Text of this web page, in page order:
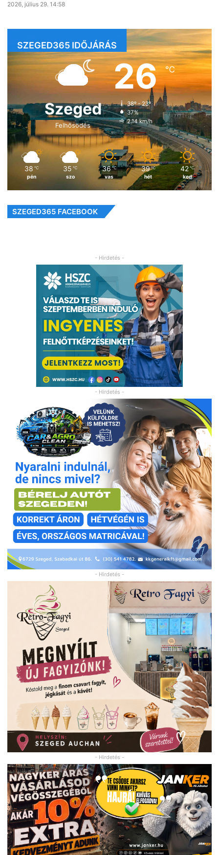
2026, július 29. 14:58
SZEGED365 IDŐJÁRÁS
Szeged
Felhősödés
26℃
38º - 23º
37%
2.14 km/h
38 ℃
pén
35 ℃
szo
36 ℃
vas
39 ℃
hét
42 ℃
ked
SZEGED365 FACEBOOK
- Hirdetés -
- Hirdetés -
- Hirdetés -
- Hirdetés -